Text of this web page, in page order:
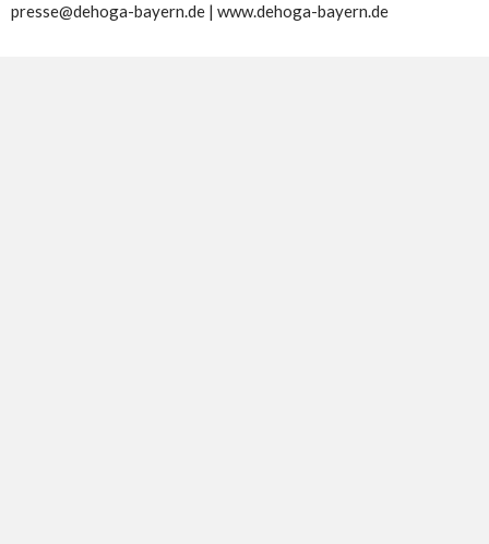
presse@dehoga-bayern.de | www.dehoga-bayern.de